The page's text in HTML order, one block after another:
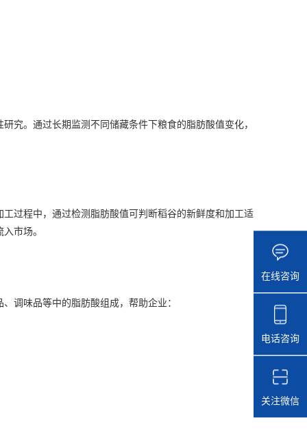
。通过长期监测不同储藏条件下粮食的脂肪酸值变化，
过程中，通过检测脂肪酸值可判断稻谷的新鲜度和加工适
市场。
调味品等中的脂肪酸组成，帮助企业：
在线咨询
电话咨询
关注微信